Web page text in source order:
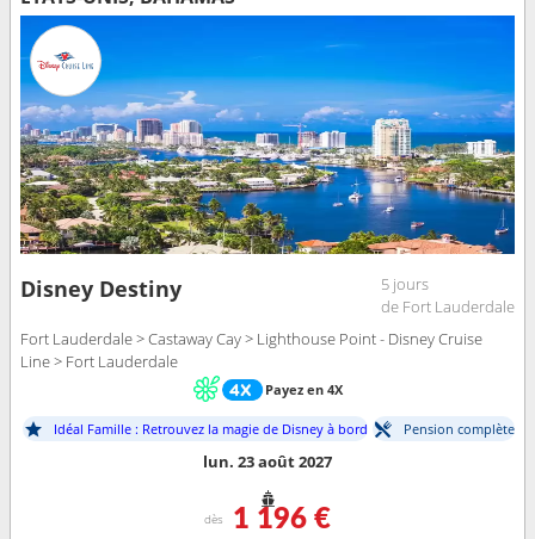
Disney Destiny
5 jours
de Fort Lauderdale
Fort Lauderdale > Castaway Cay > Lighthouse Point - Disney Cruise
Line > Fort Lauderdale
Payez en 4X
Idéal Famille : Retrouvez la magie de Disney à bord Pension complète
lun. 23 août 2027
dès 1 196 €